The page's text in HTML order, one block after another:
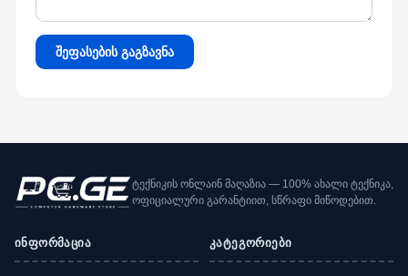
შეფასების გაგზავნა
ტექნიკის ონლაინ მაღაზია — 100% ახალი ტექნიკა,
ოფიციალური გარანტიით, სწრაფი მიწოდებით.
ინფორმაცია კატეგორიები